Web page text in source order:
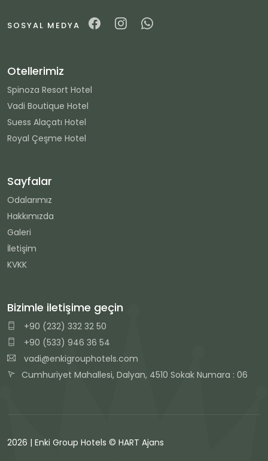
SOSYAL MEDYA
Otellerimiz
Spinoza Resort Hotel
Vadi Boutique Hotel
Suess Alaçatı Hotel
Royal Çeşme Hotel
Sayfalar
Odalarımız
Hakkımızda
Galeri
İletişim
KVKK
Bizimle iletişime geçin
+90 (232) 332 32 50
+90 (533) 946 36 54
vadi@enkigrouphotels.com
Cumhuriyet Mahallesi, Dalyan, 4510 Sokak Numara : 06
2026 | Enki Group Hotels © HART Ajans